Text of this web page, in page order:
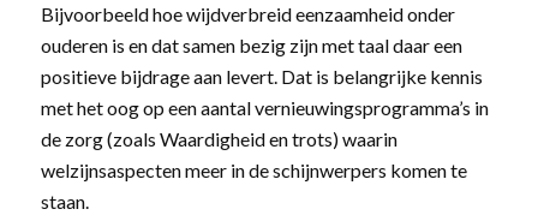
Bijvoorbeeld hoe wijdverbreid eenzaamheid onder
ouderen is en dat samen bezig zijn met taal daar een
positieve bijdrage aan levert. Dat is belangrijke kennis
met het oog op een aantal vernieuwingsprogramma’s in
de zorg (zoals Waardigheid en trots) waarin
welzijnsaspecten meer in de schijnwerpers komen te
staan.